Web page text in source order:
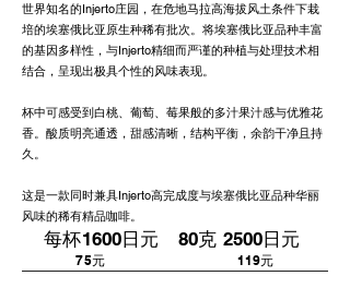
世界知名的Injerto庄园，在危地马拉高海拔风土条件下栽
培的埃塞俄比亚原生种稀有批次。将埃塞俄比亚品种丰富
的基因多样性，与Injerto精细而严谨的种植与处理技术相
结合，呈现出极具个性的风味表现。
杯中可感受到白桃、葡萄、莓果般的多汁果汁感与优雅花
香。酸质明亮通透，甜感清晰，结构平衡，余韵干净且持
久。
这是一款同时兼具Injerto高完成度与埃塞俄比亚品种华丽
风味的稀有精品咖啡。
每杯1600日元 80克 2500日元
​75元 119元